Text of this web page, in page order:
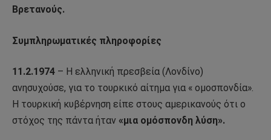
Βρετανούς.
Συμπληρωματικές πληροφορίες
11.2.1974 – Η ελληνική πρεσβεία (Λονδίνο)
ανησυχούσε, για το τουρκικό αίτημα για « ομοσπονδία».
Η τουρκική κυβέρνηση είπε στους αμερικανούς ότι ο
στόχος της πάντα ήταν «μια ομόσπονδη λύση».